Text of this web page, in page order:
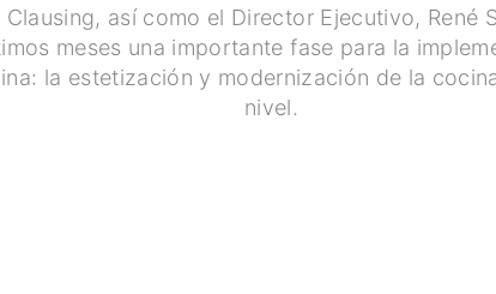
así como el Director Ejecutivo, René
meses una importante fase para la
la estetización y modernización de la
nivel.